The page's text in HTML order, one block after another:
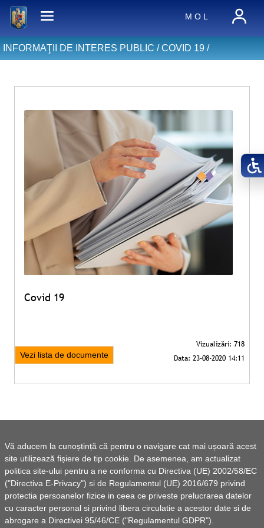
Vă aducem la cunoștință că pentru o navigare cat mai ușoară acest
site utilizează fișiere de tip cookie. De asemenea, am actualizat
politica site-ului pentru a ne conforma cu Directiva (UE) 2002/58/EC
("Directiva E-Privacy") si de Regulamentul (UE) 2016/679 privind
protectia persoanelor fizice in ceea ce priveste prelucrarea datelor
cu caracter personal si privind libera circulatie a acestor date si de
abrogare a Directivei 95/46/CE ("Regulamentul GDPR").
M O L
INFORMAŢII DE INTERES PUBLIC /COVID 19/
Covid 19
Vezi lista de documente